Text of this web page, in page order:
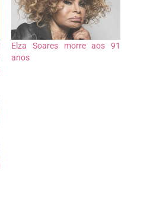
Elza Soares morre aos 91
anos